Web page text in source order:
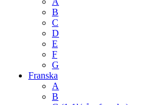
B
C
D
E
F
G
Franska
A
B